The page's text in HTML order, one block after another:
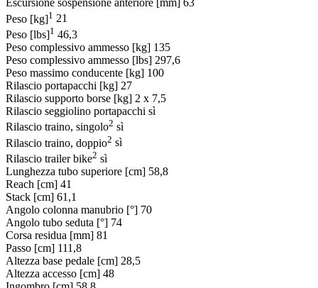
Escursione sospensione anteriore [mm] 63
Peso [kg]1 21
Peso [lbs]1 46,3
Peso complessivo ammesso [kg] 135
Peso complessivo ammesso [lbs] 297,6
Peso massimo conducente [kg] 100
Rilascio portapacchi [kg] 27
Rilascio supporto borse [kg] 2 x 7,5
Rilascio seggiolino portapacchi sì
Rilascio traino, singolo2 sì
Rilascio traino, doppio2 sì
Rilascio trailer bike2 sì
Lunghezza tubo superiore [cm] 58,8
Reach [cm] 41
Stack [cm] 61,1
Angolo colonna manubrio [°] 70
Angolo tubo seduta [°] 74
Corsa residua [mm] 81
Passo [cm] 111,8
Altezza base pedale [cm] 28,5
Altezza accesso [cm] 48